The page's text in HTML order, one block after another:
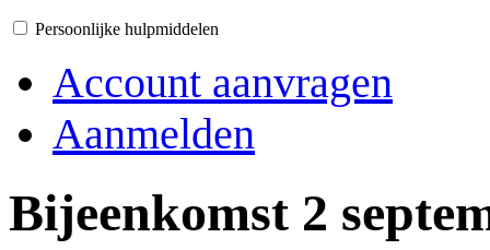
Persoonlijke hulpmiddelen
Account aanvragen
Aanmelden
Bijeenkomst 2